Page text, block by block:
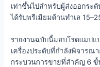
เท่าขึ้นไปสำหรับผู้ส่งออกระ
ได้รับพรีเมียมด้านทำเล
รายงานฉบับนี้มอบโรดแมปแ
เครื่องประดับที่กำลังพิจารณ
กระบวนการขายที่สำคัญ 6